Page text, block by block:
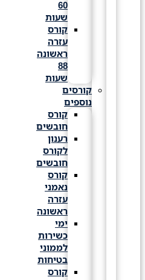
שעות
קורס
עזרה
ראשונה
שעות
קורסים
נוספים
קורס
חובשים
רענון
לקורס
חובשים
קורס
נאמני
עזרה
ראשונה
ימי
כשירות
לממוני
בטיחות
קורס